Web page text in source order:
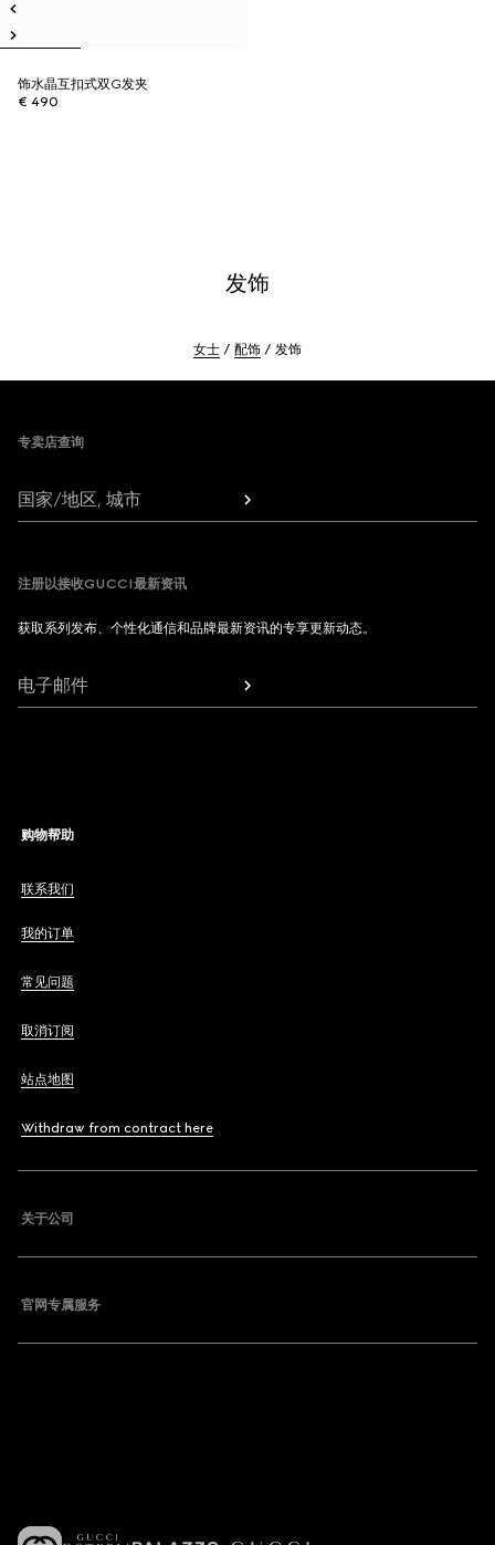
饰水晶互扣式双G发夹
€ 490
发饰
女士 配饰 发饰
专卖店查询
国家/地区, 城市
注册以接收GUCCI最新资讯
获取系列发布、个性化通信和品牌最新资讯的专享更新动态。
电子邮件
购物帮助
联系我们
我的订单
常见问题
取消订阅
站点地图
Withdraw from contract here
关于公司
官网专属服务